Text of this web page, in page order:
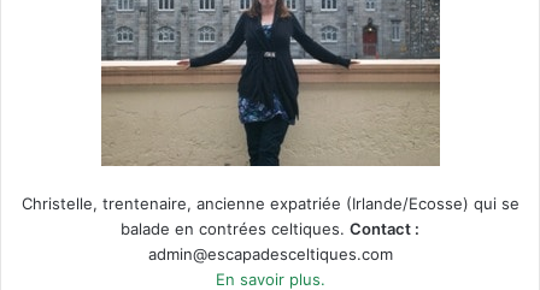
Christelle, trentenaire, ancienne expatriée (Irlande/Ecosse) qui se
balade en contrées celtiques. Contact :
admin@escapadesceltiques.com
En savoir plus.